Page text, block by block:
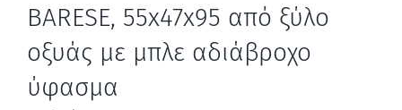
BARESE, 55x47x95 από ξύλο
οξυάς με μπλε αδιάβροχο
ύφασμα